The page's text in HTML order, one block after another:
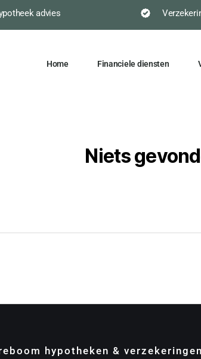
advies
Home Financiele diensten
Niets
hypotheken & verzekeringen